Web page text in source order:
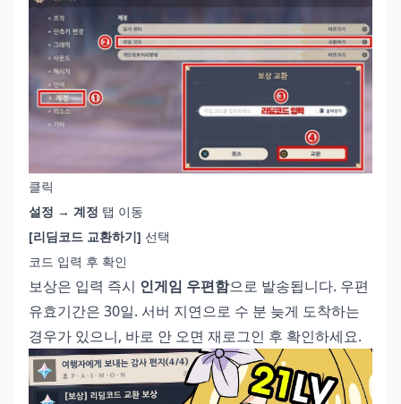
클릭
설정 → 계정 탭 이동
[리딤코드 교환하기] 선택
코드 입력 후 확인
보상은 입력 즉시 인게임 우편함으로 발송됩니다. 우편
유효기간은 30일. 서버 지연으로 수 분 늦게 도착하는
경우가 있으니, 바로 안 오면 재로그인 후 확인하세요.